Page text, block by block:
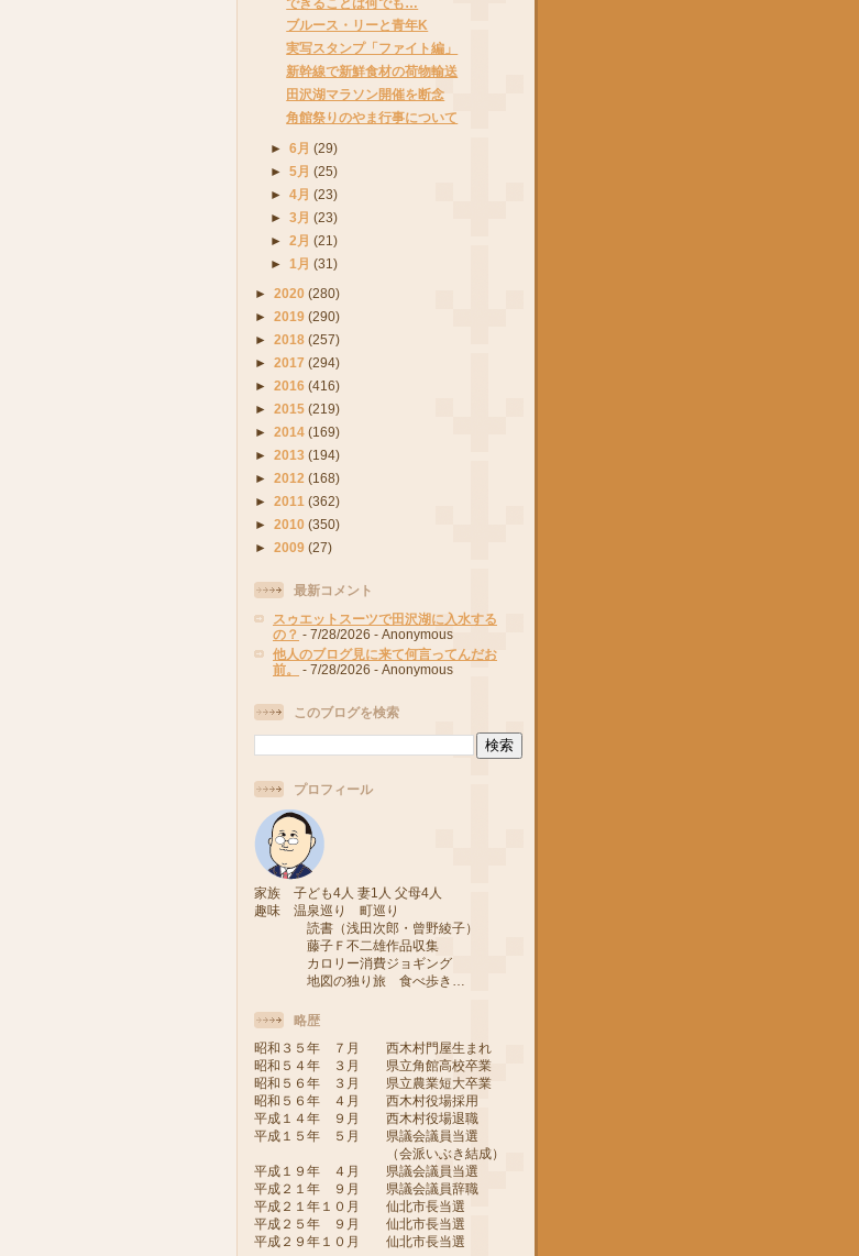
ブルース・リーと青年K
実写スタンプ「ファイト編」
新幹線で新鮮食材の荷物輸送
田沢湖マラソン開催を断念
角館祭りのやま行事について
►6月(29)
►5月(25)
►4月(23)
►3月(23)
►2月(21)
► 1月(31)
► 2020 (280)
► 2019 (290)
► 2018 (257)
► 2017 (294)
► 2016 (416)
► 2015 (219)
► 2014 (169)
► 2013 (194)
► 2012 (168)
► 2011 (362)
► 2010 (350)
► 2009 (27)
最新コメント
スゥエットスーツで田沢湖に入水する
の？ - 7/28/2026 - Anonymous
他人のブログ見に来て何言ってんだお
前。
- 7/28/2026 - Anonymous
このブログを検索
プロフィール
家族 子ども4人 妻1人 父母4人
趣味 温泉巡り 町巡り
読書（浅田次郎・曾野綾子）
藤子Ｆ不二雄作品収集
カロリー消費ジョギング
地図の独り旅 食べ歩き…
略歴
昭和３５年 ７月 西木村門屋生まれ
昭和５４年 ３月 県立角館高校卒業
昭和５６年 ３月 県立農業短大卒業
昭和５６年 ４月 西木村役場採用
平成１４年 ９月 西木村役場退職
平成１５年 ５月 県議会議員当選
（会派いぶき結成）
平成１９年 ４月 県議会議員当選
平成２１年 ９月 県議会議員辞職
平成２１年１０月 仙北市長当選
平成２５年 ９月 仙北市長当選
平成２９年１０月 仙北市長当選